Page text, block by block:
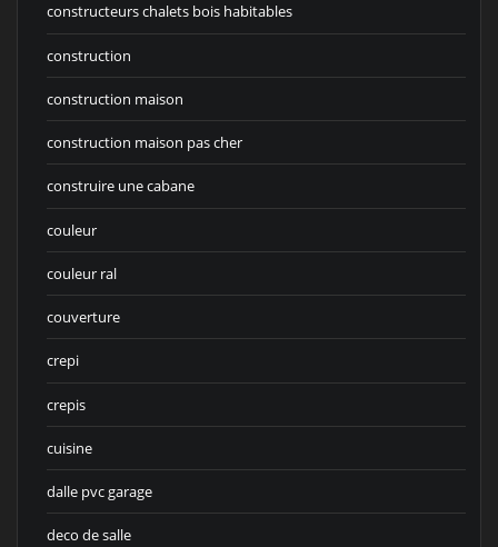
constructeurs chalets bois habitables
construction
construction maison
construction maison pas cher
construire une cabane
couleur
couleur ral
couverture
crepi
crepis
cuisine
dalle pvc garage
deco de salle